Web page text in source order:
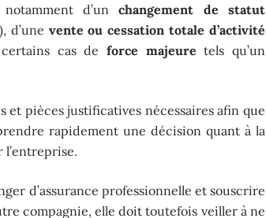
d’unchangement de statut
d’une vente ou cessation totale d’activité
cas de force majeure tels qu’un
pièces justificatives nécessaires afin que
rapidement une décision quant à la
d’assurance professionnelle et souscrire
compagnie, elle doit toutefois veiller à ne